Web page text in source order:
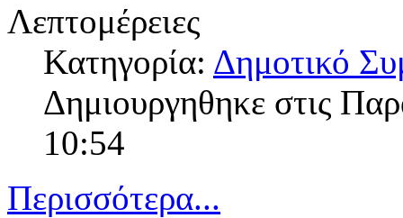
Λεπτομέρειες
Κατηγορία: Δημοτικό
Δημιουργηθηκε στις
10:54
Περισσότερα...